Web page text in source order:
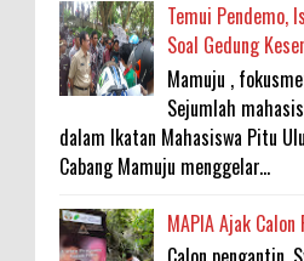
Temui Pendemo,
Soal Gedung
Mamuju ,
Sejumlah
dalam Ikatan Mahasiswa Pitu
Cabang Mamuju menggelar...
MAPIA Ajak